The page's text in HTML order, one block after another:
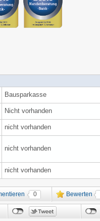
Bausparkasse
Nicht vorhanden
nicht vorhanden
nicht vorhanden
nicht vorhanden
0 Bewerten